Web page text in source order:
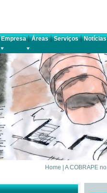
Empresa|Áreas|Serviços|Notícias
Home A COBRAPE no